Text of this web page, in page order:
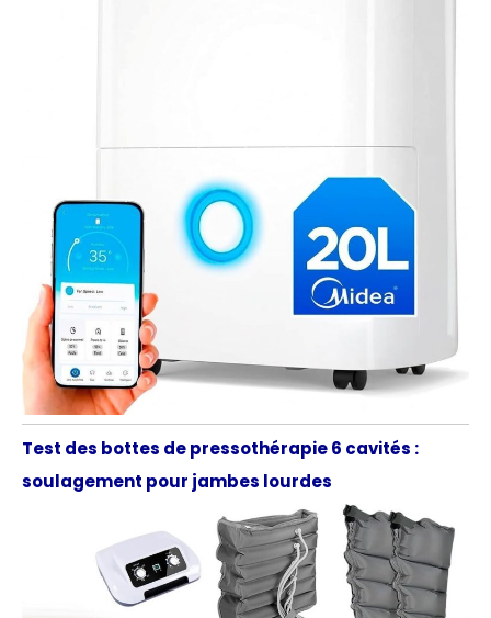
Test des bottes de pressothérapie 6 cavités :
soulagement pour jambes lourdes